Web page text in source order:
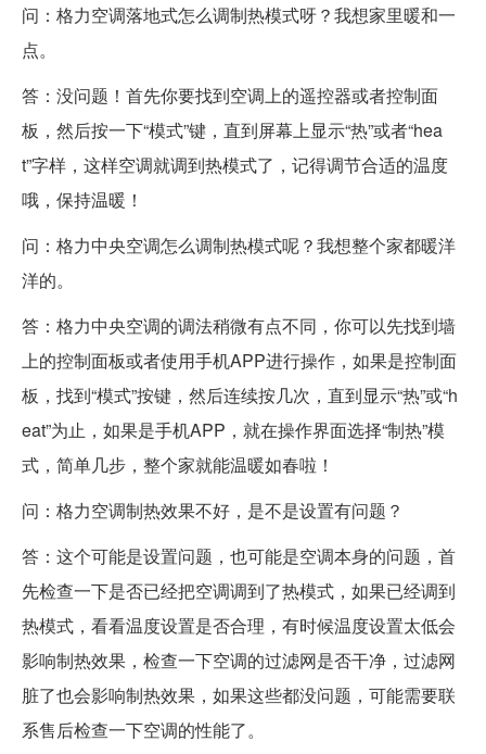
问：格力空调落地式怎么调制热模式呀？我想家里暖和一
点。
答：没问题！首先你要找到空调上的遥控器或者控制面
板，然后按一下“模式”键，直到屏幕上显示“热”或者“hea
t”字样，这样空调就调到热模式了，记得调节合适的温度
哦，保持温暖！
问：格力中央空调怎么调制热模式呢？我想整个家都暖洋
洋的。
答：格力中央空调的调法稍微有点不同，你可以先找到墙
上的控制面板或者使用手机APP进行操作，如果是控制面
板，找到“模式”按键，然后连续按几次，直到显示“热”或“h
eat”为止，如果是手机APP，就在操作界面选择“制热”模
式，简单几步，整个家就能温暖如春啦！
问：格力空调制热效果不好，是不是设置有问题？
答：这个可能是设置问题，也可能是空调本身的问题，首
先检查一下是否已经把空调调到了热模式，如果已经调到
热模式，看看温度设置是否合理，有时候温度设置太低会
影响制热效果，检查一下空调的过滤网是否干净，过滤网
脏了也会影响制热效果，如果这些都没问题，可能需要联
系售后检查一下空调的性能了。